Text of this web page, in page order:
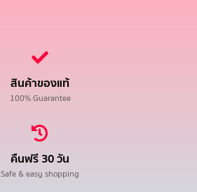
สินค้าของแท้
100% Guarantee
คืนฟรี 30 วัน
Safe & easy shopping